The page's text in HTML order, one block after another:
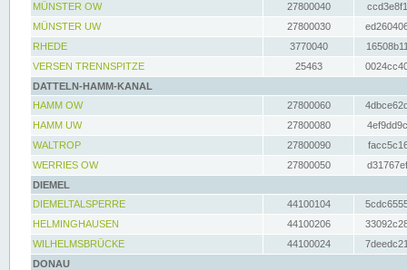
MÜNSTER OW
27800040
MÜNSTER UW
27800030
RHEDE
3770040
VERSEN TRENNSPITZE
25463
DATTELN-HAMM-KANAL
HAMM OW
27800060
HAMM UW
27800080
WALTROP
27800090
WERRIES OW
27800050
DIEMEL
DIEMELTALSPERRE
44100104
HELMINGHAUSEN
44100206
WILHELMSBRÜCKE
44100024
DONAU